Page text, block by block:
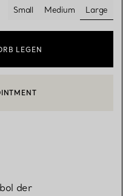
Small Medium
Large
LEGEN
ODER EINEN
der